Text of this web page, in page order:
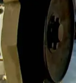
El 'Pin
mudó desde
en la batalla
fecha, pero
llegada.